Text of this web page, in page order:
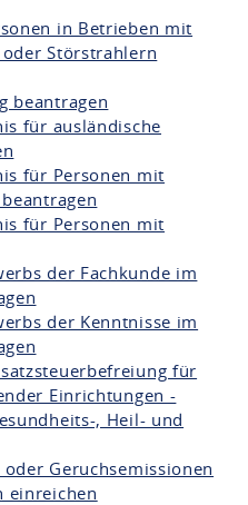
in Betrieben mit
Störstrahlern
beantragen
für ausländische
für Personen mit
für Personen mit
der Fachkunde im
der Kenntnisse im
für
Einrichtungen -
, Heil- und
Geruchsemissionen
einreichen